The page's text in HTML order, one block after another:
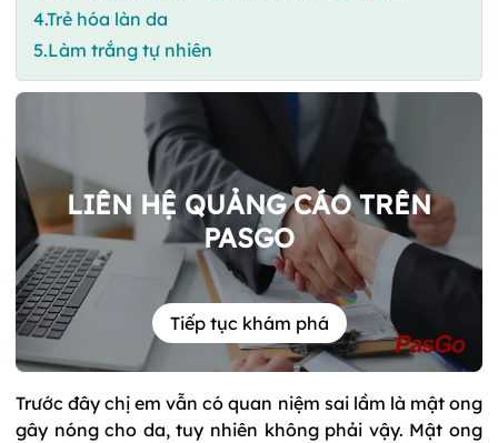
4.Trẻ hóa làn da
5.Làm trắng tự nhiên
LIÊN HỆ QUẢNG CÁO TRÊN
PASGO
Tiếp tục khám phá
Trước đây chị em vẫn có quan niệm sai lầm là mật ong
gây nóng cho da, tuy nhiên không phải vậy. Mật ong